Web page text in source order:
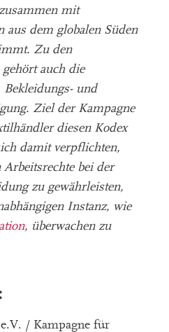
mit
aus dem globalen Süden
Zu den
auch die
und
Ziel der Kampagne
diesen Kodex
damit verpflichten,
bei der
zu gewährleisten,
Instanz, wie
, überwachen zu
/ Kampagne für